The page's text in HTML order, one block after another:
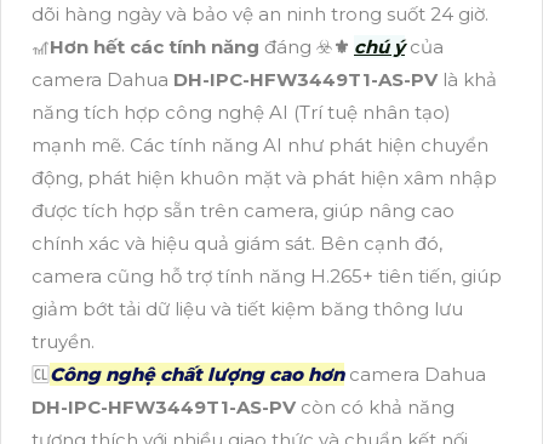
dõi hàng ngày và bảo vệ an ninh trong suốt 24 giờ.
🎢Hơn hết các tính năng đáng ☣️⚜️ chú ý của
camera Dahua DH-IPC-HFW3449T1-AS-PV là khả
năng tích hợp công nghệ AI (Trí tuệ nhân tạo)
mạnh mẽ. Các tính năng AI như phát hiện chuyển
động, phát hiện khuôn mặt và phát hiện xâm nhập
được tích hợp sẵn trên camera, giúp nâng cao
chính xác và hiệu quả giám sát. Bên cạnh đó,
camera cũng hỗ trợ tính năng H.265+ tiên tiến, giúp
giảm bớt tải dữ liệu và tiết kiệm băng thông lưu
truyền.
🆑Công nghệ chất lượng cao hơncamera Dahua
DH-IPC-HFW3449T1-AS-PV còn có khả năng
tương thích với nhiều giao thức và chuẩn kết nối